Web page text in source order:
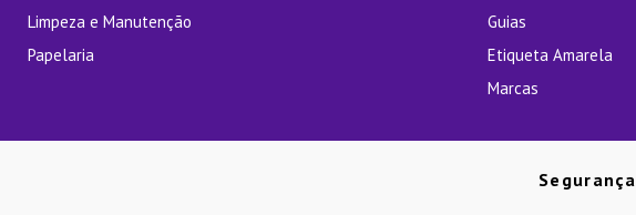
Limpeza e Manutenção
Papelaria
Guias
Etiqueta Amarela
Marcas
Segurança